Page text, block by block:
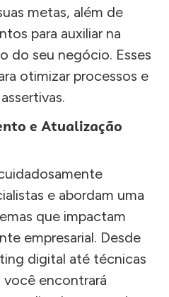
metas, além de
para auxiliar na
do seu negócio. Esses
otimizar processos e
e Atualização
e abordam uma
que impactam
empresarial. Desde
digital até técnicas
encontrará